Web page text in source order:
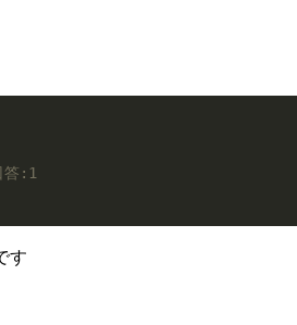
す